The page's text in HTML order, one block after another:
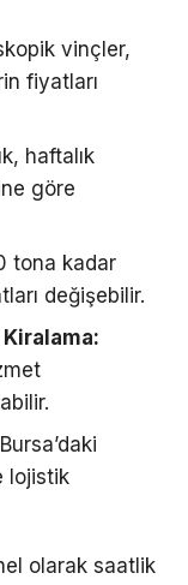
vinçler,
fiyatları
haftalık
göre
tona kadar
değişebilir.
Bursa’daki
lojistik
olarak saatlik